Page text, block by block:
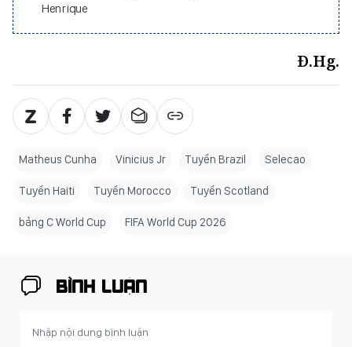
Henrique
Đ.Hg.
Matheus Cunha Vinicius Jr Tuyển Brazil Selecao
Tuyển Haiti Tuyển Morocco Tuyển Scotland
bảng C World Cup FIFA World Cup 2026
BÌNH LUẬN